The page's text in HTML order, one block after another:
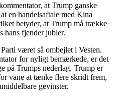
at Trump ganske
en handelsaftale med Kina
betyder, at Trump må trække
hans fjender jubler.
været så ombejlet i Vesten.
for nyligt bemærkede, er det
på Trumps nederlag. Trump er
vane at tænke flere skridt frem,
gevinster.